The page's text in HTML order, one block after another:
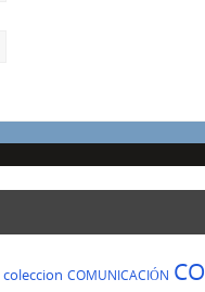
coleccion COMUNICACIÓN